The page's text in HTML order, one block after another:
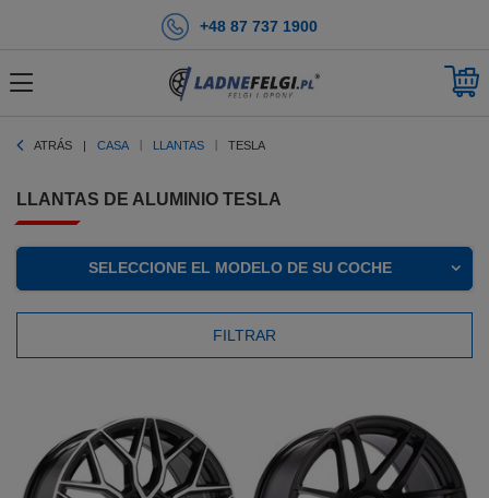
+48 87 737 1900
ATRÁS CASA LLANTAS TESLA
LLANTAS DE ALUMINIO TESLA
SELECCIONE EL MODELO DE SU COCHE
FILTRAR